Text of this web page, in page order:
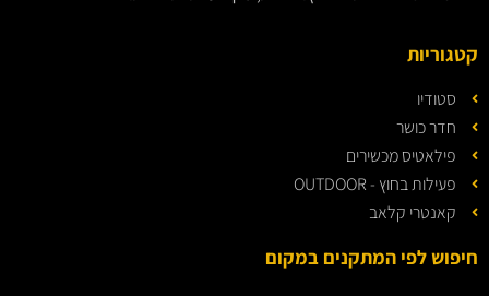
קטגוריות
סטודיו
חדר כושר
פילאטיס מכשירים
פעילות בחוץ - OUTDOOR
קאנטרי קלאב
חיפוש לפי המתקנים במקום